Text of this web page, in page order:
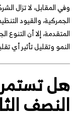
وفي المقابل، لا تزال
الجمركية، والقيود
المتقدمة، إلا أن
النمو وتقليل تأثير أي
هل تستمر
النصف